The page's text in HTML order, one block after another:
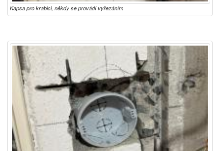
Kapsa pro krabici, někdy se provádí vyřezáním